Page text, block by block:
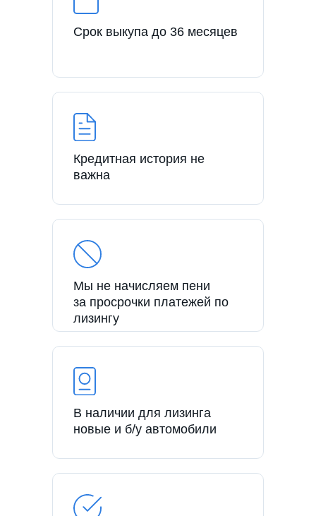
Срок выкупа до 36 месяцев
Кредитная история не
важна
Мы не начисляем пени
за просрочки платежей по
лизингу
В наличии для лизинга
новые и б/у автомобили